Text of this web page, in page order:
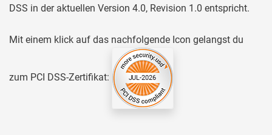
DSS in der aktuellen Version 4.0, Revision 1.0 entspricht.
Mit einem klick auf das nachfolgende Icon gelangst du
zum PCI DSS-Zertifikat: